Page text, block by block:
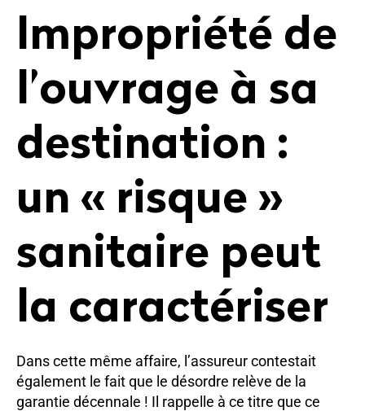
Impropriété de
l’ouvrage à sa
destination :
un « risque »
sanitaire peut
la caractériser
Dans cette même affaire, l’assureur contestait
également le fait que le désordre relève de la
garantie décennale ! Il rappelle à ce titre que ce